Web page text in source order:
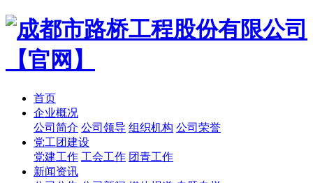
首页
企业概况
公司简介 公司领导 组织机构 公司荣誉
党工团建设
党建工作 工会工作 团青工作
新闻资讯